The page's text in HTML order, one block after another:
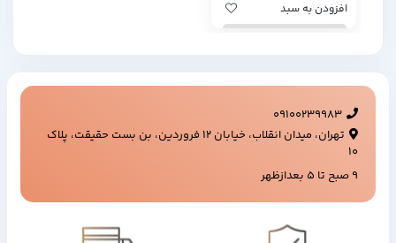
افزودن به سبد
09100239983
تهران، میدان انقلاب، خیابان ۱۲ فروردین، بن بست حقیقت، پلاک
۱۰
9 صبح تا 5 بعدازظهر